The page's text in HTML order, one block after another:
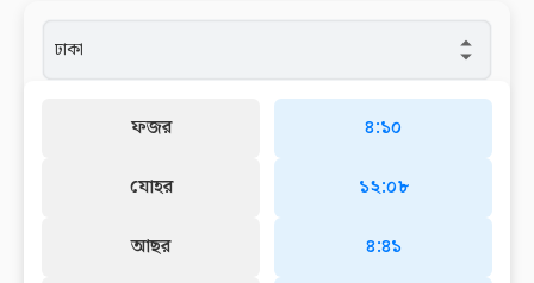
ফজর
যোহর
আছর
৪:১০
১২:০৮
৪:৪১